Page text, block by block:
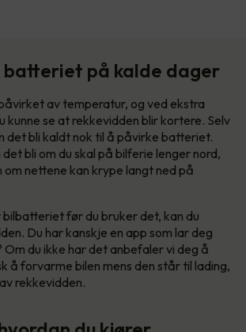
batteriet på kalde dager
av temperatur, og ved ekstra
kunne se at rekkevidden blir kortere. Selv
det bli kaldt nok til å påvirke batteriet.
bli om du skal på bilferie lenger nord,
nettene kan krype langt ned på
før du bruker det, kan du
Du har kanskje en app som lar deg
du ikke har det anbefaler vi deg å
å forvarme bilen mens den står til lading,
rekkevidden.